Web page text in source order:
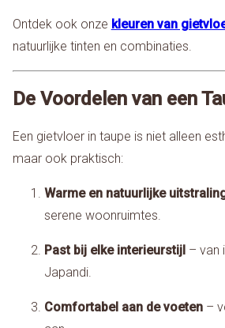
Ontdek ook onze kleuren van
natuurlijke tinten en combinaties.
De Voordelen van een
Een gietvloer in taupe is niet alleen
maar ook praktisch:
Warme en natuurlijke
serene woonruimtes.
Past bij elke interieurstijl– van
Japandi.
Comfortabel aan de voeten–